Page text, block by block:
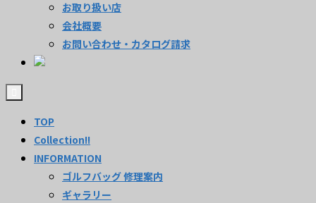
お取り扱い店
会社概要
お問い合わせ・カタログ請求
TOP
Collection!!
INFORMATION
ゴルフバッグ 修理案内
ギャラリー